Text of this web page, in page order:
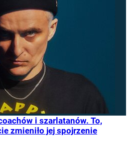
i szarlatanów. To,
zmieniło jej spojrzenie